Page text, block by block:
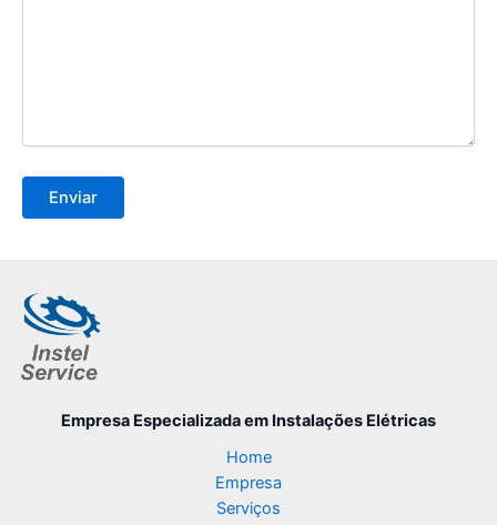
Empresa Especializadaem Instalações Elétricas
Home
Empresa
Serviços